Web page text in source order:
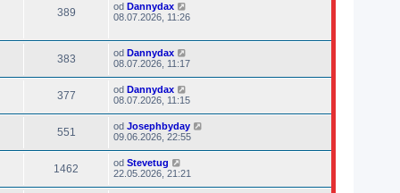
389 od Dannydax
08.07.2026, 11:26
383 od Dannydax
08.07.2026, 11:17
377 od Dannydax
08.07.2026, 11:15
551 od Josephbyday
09.06.2026, 22:55
1462 od Stevetug
22.05.2026, 21:21